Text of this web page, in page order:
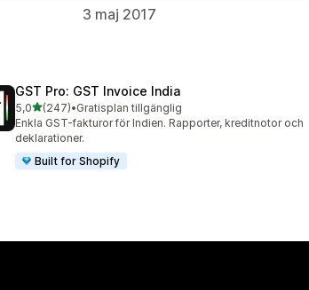
3 maj 2017
GST Pro: GST Invoice India
5,0av 5 stjärnor
(247)
247 recensioner totalt
•Gratisplan tillgänglig
Enkla GST-fakturor för Indien. Rapporter, kreditnotor och
deklarationer.
Built for Shopify